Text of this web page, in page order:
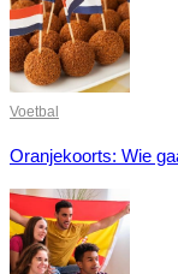
Voetbal
Oranjekoorts: Wie